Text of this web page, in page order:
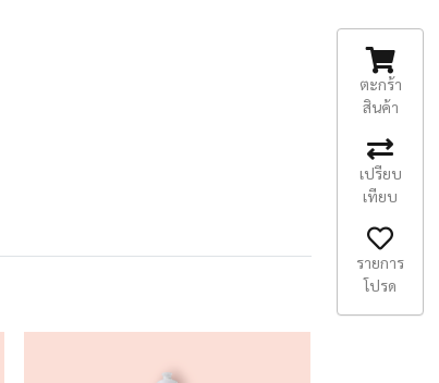
ตะกร้า
สินค้า
เปรียบ
เทียบ
รายการ
โปรด